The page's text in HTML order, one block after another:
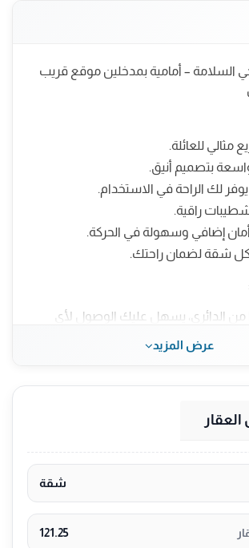
- بحي السلامة – أمامية بمدخلين موقع قريب
بتصميم أنيق.
لك الراحة في الاستخدام.
إضافي وسهولة في الحركة.
شقة لضمان راحتك.
الدائري، يسهل عليك الوصول لأي
والحراري.
عرض المزيد
شقة
121.25